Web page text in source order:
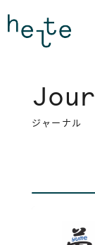
Jour
ジ ャ ー ナ ル